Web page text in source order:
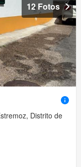
12 Fotos
Distrito de